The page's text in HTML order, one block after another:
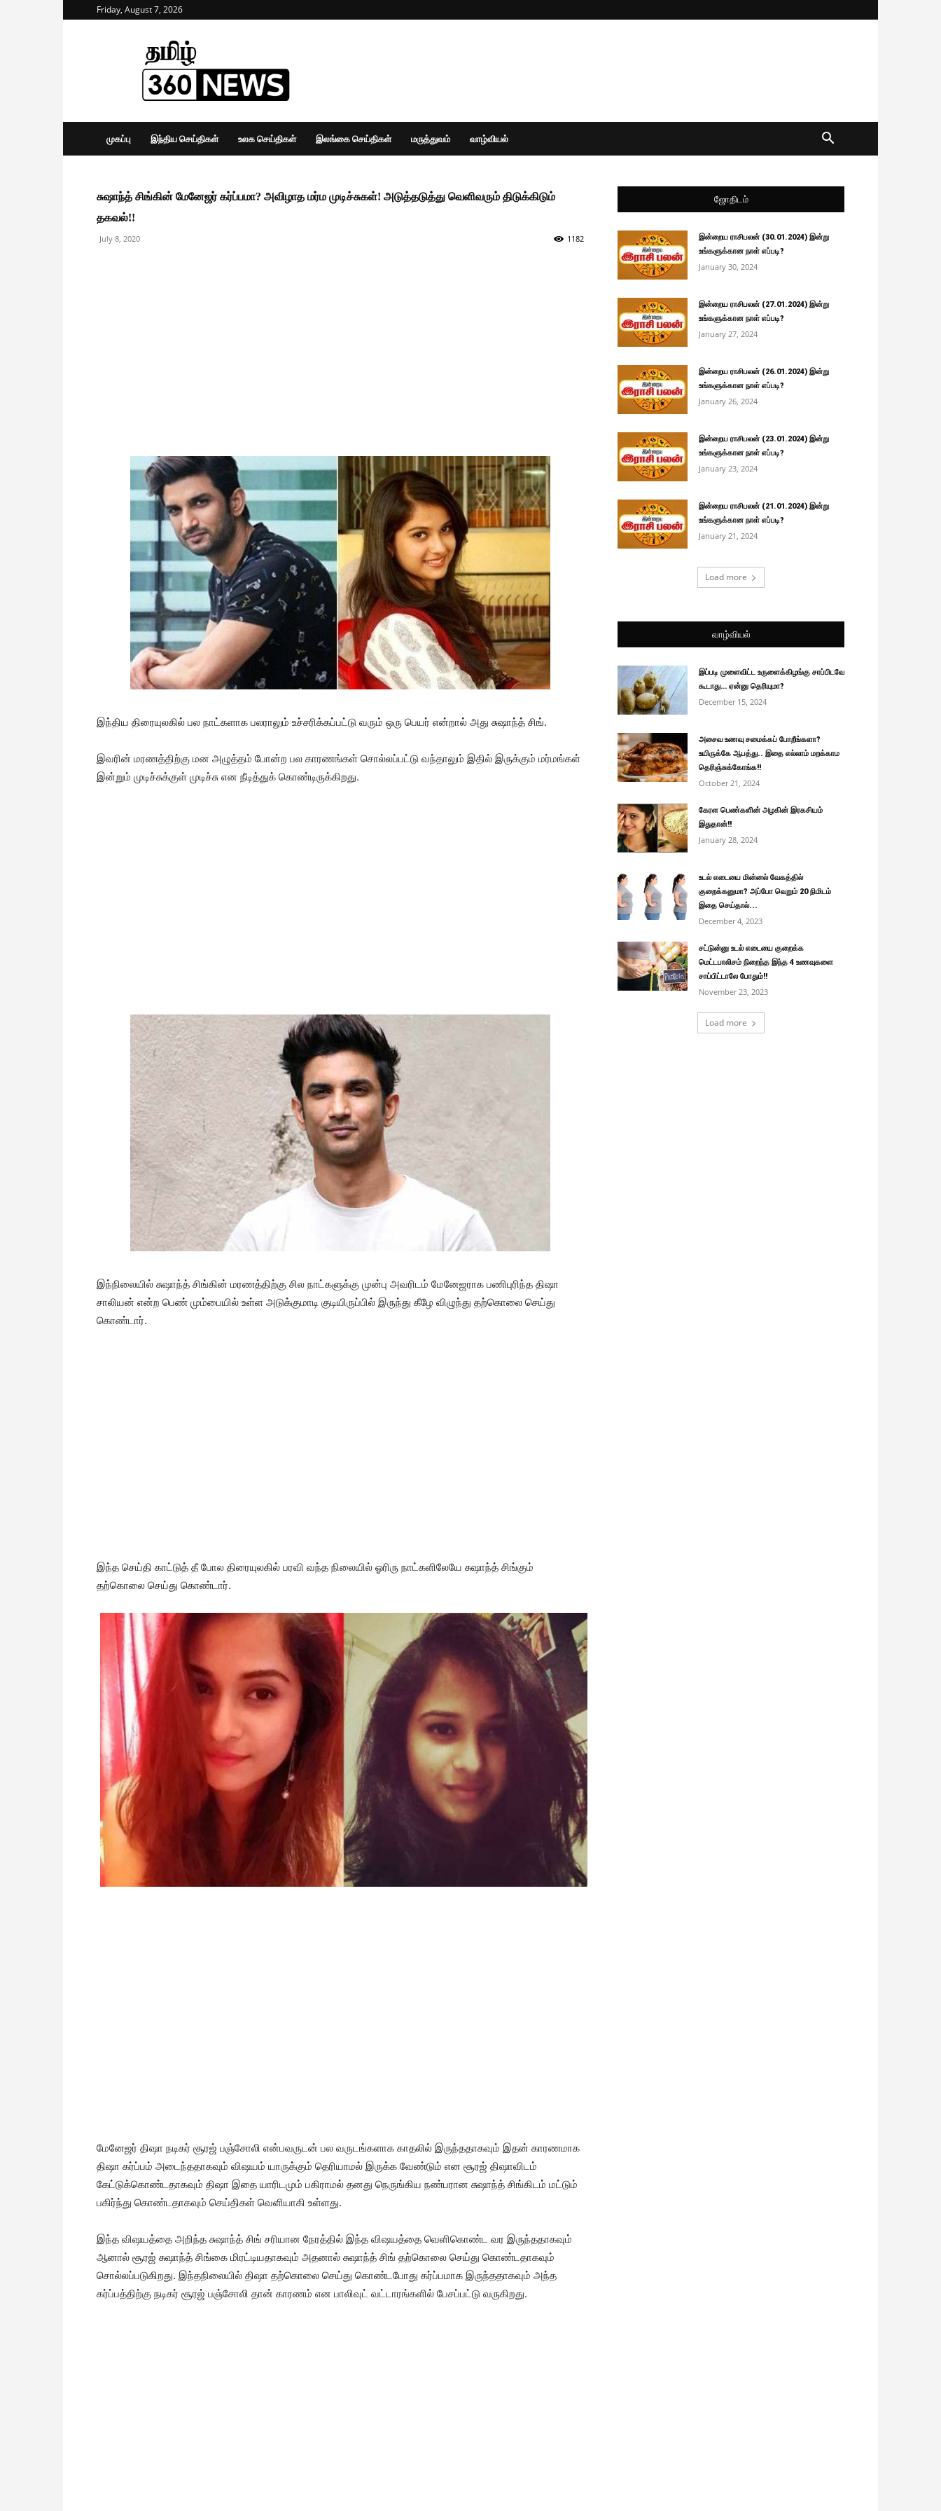
Friday, August 7, 2026
Tamil
360
News
முகப்பு இந்திய செய்திகள் உலக செய்திகள் இலங்கை செய்திகள் மருத்துவம் வாழ்வியல்
சுஷாந்த் சிங்கின் மேனேஜர் கர்ப்பமா? அவிழாத மர்ம முடிச்சுகள்! அடுத்தடுத்து வெளிவரும் திடுக்கிடும்
தகவல்!!
July 8, 2020 1182
இந்திய திரையுலகில் பல நாட்களாக பலராலும் உச்சரிக்கப்பட்டு வரும் ஒரு பெயர் என்றால் அது சுஷாந்த் சிங்.
இவரின் மரணத்திற்கு மன அழுத்தம் போன்ற பல காரணங்கள் சொல்லப்பட்டு வந்தாலும் இதில் இருக்கும் மர்மங்கள்
இன்றும் முடிச்சுக்குள் முடிச்சு என நீடித்துக் கொண்டிருக்கிறது.
இந்நிலையில் சுஷாந்த் சிங்கின் மரணத்திற்கு சில நாட்களுக்கு முன்பு அவரிடம் மேனேஜராக பணிபுரிந்த திஷா
சாலியன் என்ற பெண் மும்பையில் உள்ள அடுக்குமாடி குடியிருப்பில் இருந்து கீழே விழுந்து தற்கொலை செய்து
கொண்டார்.
இந்த செய்தி காட்டுத் தீ போல திரையுலகில் பரவி வந்த நிலையில் ஓரிரு நாட்களிலேயே சுஷாந்த் சிங்கும்
தற்கொலை செய்து கொண்டார்.
மேனேஜர் திஷா நடிகர் சூரஜ் பஞ்சோலி என்பவருடன் பல வருடங்களாக காதலில் இருந்ததாகவும் இதன் காரணமாக
திஷா கர்ப்பம் அடைந்ததாகவும் விஷயம் யாருக்கும் தெரியாமல் இருக்க வேண்டும் என சூரஜ் திஷாவிடம்
கேட்டுக்கொண்டதாகவும் திஷா இதை யாரிடமும் பகிராமல் தனது நெருங்கிய நண்பரான சுஷாந்த் சிங்கிடம் மட்டும்
பகிர்ந்து கொண்டதாகவும் செய்திகள் வெளியாகி உள்ளது.
இந்த விஷயத்தை அறிந்த சுஷாந்த் சிங் சரியான நேரத்தில் இந்த விஷயத்தை வெளிகொண்ட வர இருந்ததாகவும்
ஆனால் சூரஜ் சுஷாந்த் சிங்கை மிரட்டியதாகவும் அதனால் சுஷாந்த் சிங் தற்கொலை செய்து கொண்டதாகவும்
சொல்லப்படுகிறது. இந்தநிலையில் திஷா தற்கொலை செய்து கொண்டபோது கர்ப்பமாக இருந்ததாகவும் அந்த
கர்ப்பத்திற்கு நடிகர் சூரஜ் பஞ்சோலி தான் காரணம் என பாலிவுட் வட்டாரங்களில் பேசப்பட்டு வருகிறது.
ஜோதிடம்
இன்றைய ராசிபலன் (30.01.2024) இன்று
உங்களுக்கான நாள் எப்படி?
January 30, 2024
இன்றைய ராசிபலன் (27.01.2024) இன்று
உங்களுக்கான நாள் எப்படி?
January 27, 2024
இன்றைய ராசிபலன் (26.01.2024) இன்று
உங்களுக்கான நாள் எப்படி?
January 26, 2024
இன்றைய ராசிபலன் (23.01.2024) இன்று
உங்களுக்கான நாள் எப்படி?
January 23, 2024
இன்றைய ராசிபலன் (21.01.2024) இன்று
உங்களுக்கான நாள் எப்படி?
January 21, 2024
Load more
வாழ்வியல்
இப்படி முளைவிட்ட உருளைக்கிழங்கு சாப்பிடவே
கூடாது… ஏன்னு தெரியுமா?
December 15, 2024
அசைவ உணவு சமைக்கப் போறீங்களா?
உயிருக்கே ஆபத்து.. இதை எல்லாம் மறக்காம
தெரிஞ்சுக்கோங்க!!
October 21, 2024
கேரள பெண்களின் அழகின் இரகசியம்
இதுதான்!!
January 28, 2024
உடல் எடையை மின்னல் வேகத்தில்
குறைக்கனுமா? அப்போ வெறும் 20 நிமிடம்
இதை செய்தால்...
December 4, 2023
சட்டுன்னு உடல் எடையை குறைக்க
மெட்டபாலிசம் நிறைந்த இந்த 4 உணவுகளை
சாப்பிட்டாலே போதும்!!
November 23, 2023
Load more